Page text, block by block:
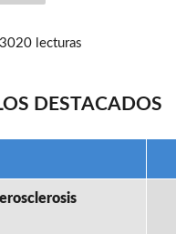
lecturas
DESTACADOS